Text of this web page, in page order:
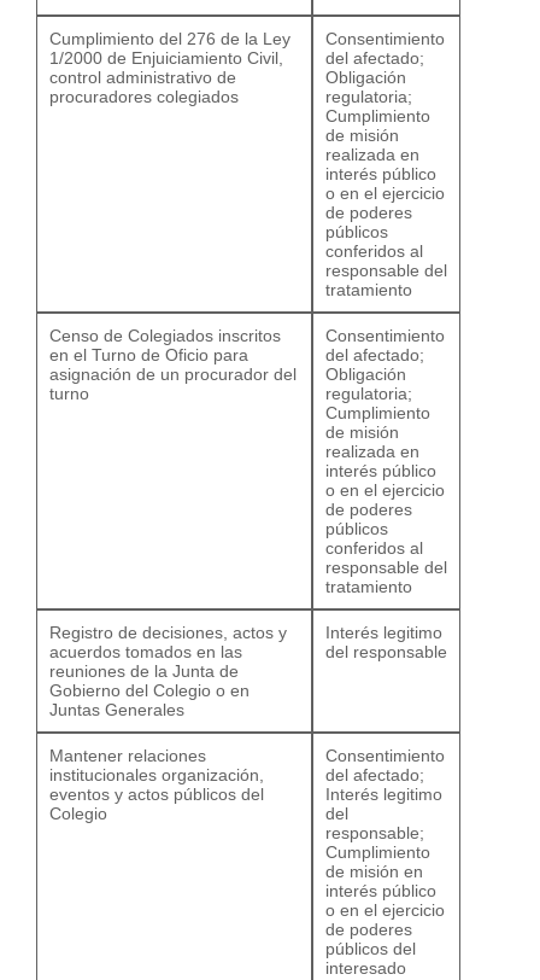
Cumplimiento del 276 de la Ley
1/2000 de Enjuiciamiento Civil,
control administrativo de
procuradores colegiados
Consentimiento
del afectado;
Obligación
regulatoria;
Cumplimiento
de misión
realizada en
interés público
o en el ejercicio
de poderes
públicos
conferidos al
responsable del
tratamiento
Censo de Colegiados inscritos
en el Turno de Oficio para
asignación de un procurador del
turno
Consentimiento
del afectado;
Obligación
regulatoria;
Cumplimiento
de misión
realizada en
interés público
o en el ejercicio
de poderes
públicos
conferidos al
responsable del
tratamiento
Registro de decisiones, actos y
acuerdos tomados en las
reuniones de la Junta de
Gobierno del Colegio o en
Juntas Generales
Interés legitimo
del responsable
Mantener relaciones
institucionales organización,
eventos y actos públicos del
Colegio
Consentimiento
del afectado;
Interés legitimo
del
responsable;
Cumplimiento
de misión en
interés público
o en el ejercicio
de poderes
públicos del
interesado